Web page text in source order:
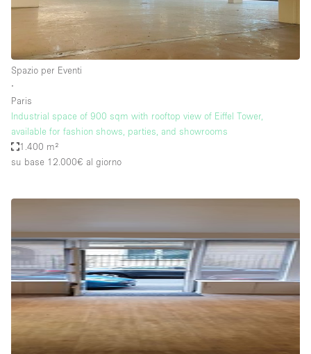
Spazio per Eventi
∙
Paris
Industrial space of 900 sqm with rooftop view of Eiffel Tower,
available for fashion shows, parties, and showrooms
1.400 m²
su base 12.000€ al giorno